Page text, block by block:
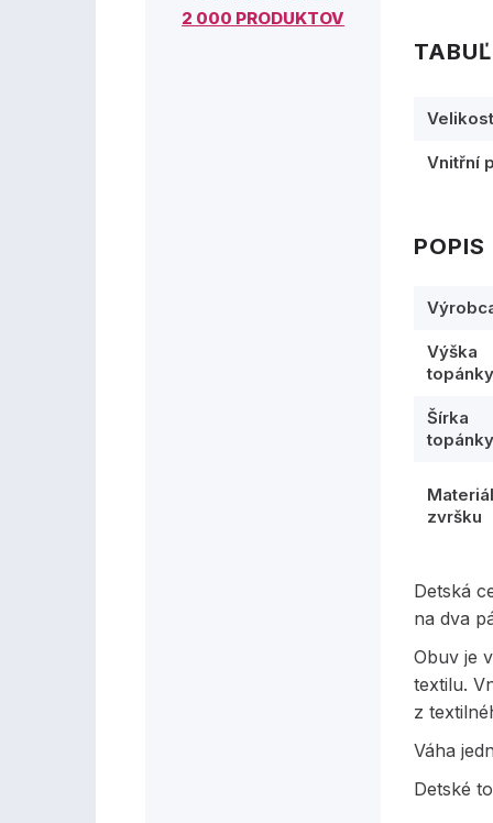
2 000 PRODUKTOV
Vnitřní
POPIS
Výška
Šírka
zvršku
Detská
na dva
Obuv je
textilu.
z
Váha
Detské